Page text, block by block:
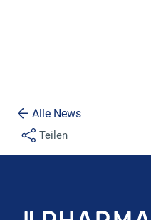
Alle News
Teilen